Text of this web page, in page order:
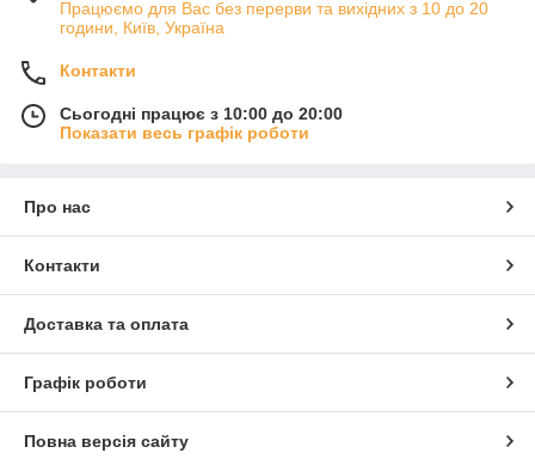
Працюємо для Вас без перерви та вихідних з 10 до 20
години, Київ, Україна
Контакти
Сьогодні працює з 10:00 до 20:00
Показати весь графік роботи
Про нас
Контакти
Доставка та оплата
Графік роботи
Повна версія сайту